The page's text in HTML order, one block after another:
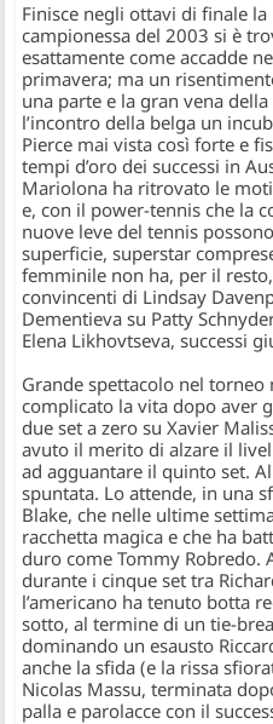
Finisce negli ottavi di finale la
campionessa del 2003 si è
esattamente come accadde
primavera; ma un
una parte e la gran vena
l’incontro della belga un
Pierce mai vista così forte e
tempi d’oro dei successi in
Mariolona ha ritrovato le
e, con il power-tennis che la
nuove leve del tennis
superficie, superstar
femminile non ha, per il
convincenti di Lindsay
Dementieva su Patty
Elena Likhovtseva, successi
Grande spettacolo nel
complicato la vita dopo aver
due set a zero su Xavier
avuto il merito di alzare il
ad agguantare il quinto set.
spuntata. Lo attende, in una
Blake, che nelle ultime
racchetta magica e che ha
duro come Tommy Robredo.
durante i cinque set tra
l’americano ha tenuto botta
sotto, al termine di un tie-
dominando un esausto
anche la sfida (e la rissa
Nicolas Massu, terminata
palla e parolacce con il